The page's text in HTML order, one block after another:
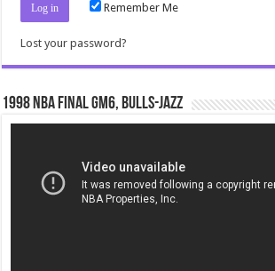
Remember Me
Lost your password?
1998 NBA Final gm6, Bulls-Jazz